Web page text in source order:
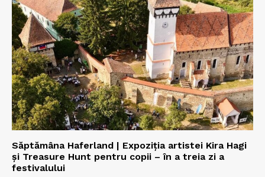
Săptămâna Haferland | Expoziţia artistei Kira Hagi
şi Treasure Hunt pentru copii – în a treia zi a
festivalului